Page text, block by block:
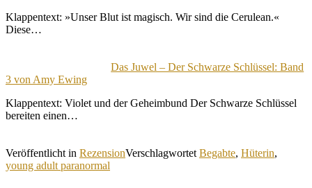
Klappentext: »Unser Blut ist magisch. Wir sind die Cerulean.«
Diese…
Das Juwel – Der Schwarze Schlüssel: Band
3 von Amy Ewing
Klappentext: Violet und der Geheimbund Der Schwarze Schlüssel
bereiten einen…
Veröffentlicht in RezensionVerschlagwortet Begabte, Hüterin,
young adult paranormal